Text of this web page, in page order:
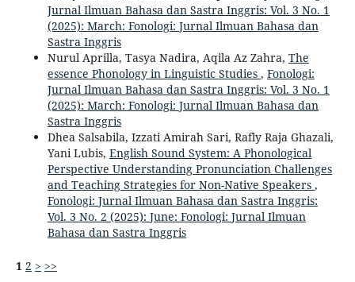
Jurnal Ilmuan Bahasa dan Sastra Inggris: Vol. 3 No. 1
(2025): March: Fonologi: Jurnal Ilmuan Bahasa dan
Sastra Inggris
Nurul Aprilla, Tasya Nadira, Aqila Az Zahra, The
essence Phonology in Linguistic Studies , Fonologi:
Jurnal Ilmuan Bahasa dan Sastra Inggris: Vol. 3 No. 1
(2025): March: Fonologi: Jurnal Ilmuan Bahasa dan
Sastra Inggris
Dhea Salsabila, Izzati Amirah Sari, Rafly Raja Ghazali,
Yani Lubis, English Sound System: A Phonological
Perspective Understanding Pronunciation Challenges
and Teaching Strategies for Non-Native Speakers ,
Fonologi: Jurnal Ilmuan Bahasa dan Sastra Inggris:
Vol. 3 No. 2 (2025): June: Fonologi: Jurnal Ilmuan
Bahasa dan Sastra Inggris
1 2 > >>